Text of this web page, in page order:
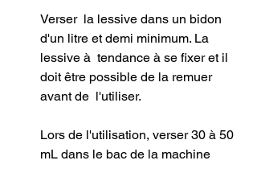
Verser  la lessive dans un bidon
d'un litre et demi minimum. La
lessive à  tendance à se fixer et il
doit être possible de la remuer
avant de  l'utiliser.
Lors de l'utilisation, verser 30 à 50
mL dans le bac de la machine